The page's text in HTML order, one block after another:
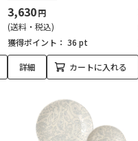
3,630円
(送料・税込)
獲得ポイント： 36 pt
詳細 カートに入れる